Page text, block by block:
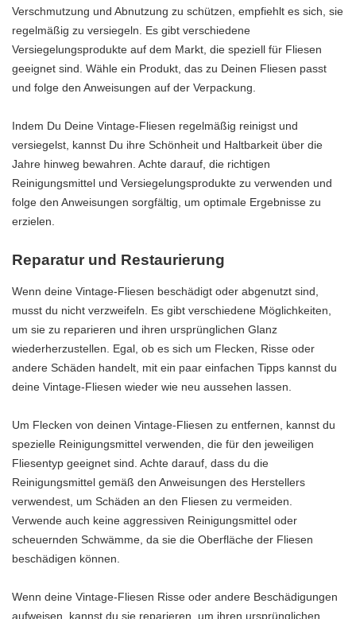
Verschmutzung und Abnutzung zu schützen, empfiehlt es sich, sie
regelmäßig zu versiegeln. Es gibt verschiedene
Versiegelungsprodukte auf dem Markt, die speziell für Fliesen
geeignet sind. Wähle ein Produkt, das zu Deinen Fliesen passt
und folge den Anweisungen auf der Verpackung.
Indem Du Deine Vintage-Fliesen regelmäßig reinigst und
versiegelst, kannst Du ihre Schönheit und Haltbarkeit über die
Jahre hinweg bewahren. Achte darauf, die richtigen
Reinigungsmittel und Versiegelungsprodukte zu verwenden und
folge den Anweisungen sorgfältig, um optimale Ergebnisse zu
erzielen.
Reparatur und Restaurierung
Wenn deine Vintage-Fliesen beschädigt oder abgenutzt sind,
musst du nicht verzweifeln. Es gibt verschiedene Möglichkeiten,
um sie zu reparieren und ihren ursprünglichen Glanz
wiederherzustellen. Egal, ob es sich um Flecken, Risse oder
andere Schäden handelt, mit ein paar einfachen Tipps kannst du
deine Vintage-Fliesen wieder wie neu aussehen lassen.
Um Flecken von deinen Vintage-Fliesen zu entfernen, kannst du
spezielle Reinigungsmittel verwenden, die für den jeweiligen
Fliesentyp geeignet sind. Achte darauf, dass du die
Reinigungsmittel gemäß den Anweisungen des Herstellers
verwendest, um Schäden an den Fliesen zu vermeiden.
Verwende auch keine aggressiven Reinigungsmittel oder
scheuernden Schwämme, da sie die Oberfläche der Fliesen
beschädigen können.
Wenn deine Vintage-Fliesen Risse oder andere Beschädigungen
aufweisen, kannst du sie reparieren, um ihren ursprünglichen